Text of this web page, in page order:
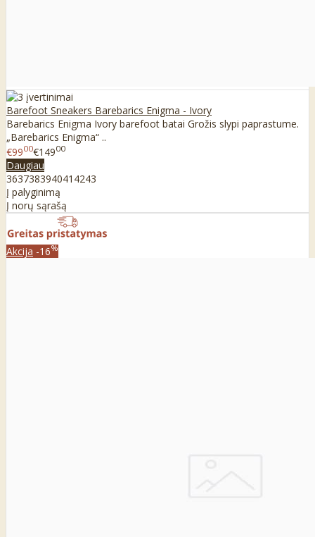
Barefoot Sneakers Barebarics Enigma - Ivory
Barebarics Enigma Ivory barefoot batai Grožis slypi paprastume.
„Barebarics Enigma“ ..
€9900€14900
Daugiau
363738394041 4243
Į palyginimą
Į norų sąrašą
Akcija -16%